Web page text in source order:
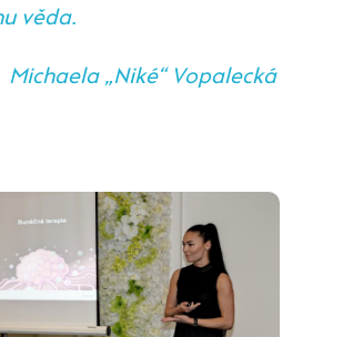
věda.
Michaela „Niké“ Vopalecká